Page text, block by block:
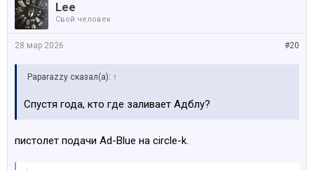
Lee
Свой человек
#20
28 мар 2026
Paparazzy сказал(а): ↑
Спустя года, кто где заливает Адблу?
пистолет подачи Ad-Blue на circle-k.